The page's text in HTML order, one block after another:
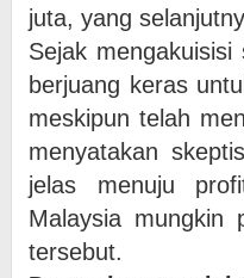
juta, yang
Sejak
berjuang keras
meskipun telah
menyatakan
jelas menuju
Malaysia mungkin
tersebut.